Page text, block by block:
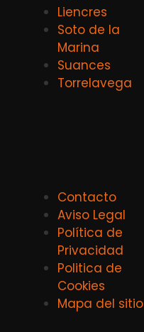
Liencres
Soto de la
Marina
Suances
Torrelavega
Contacto
Aviso Legal
Política de
Privacidad
Politica de
Cookies
Mapa del sitio